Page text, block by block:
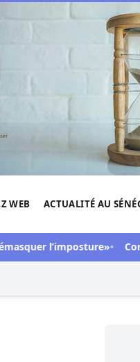
WEB ACTUALITÉ AU
l’imposture» Corniche